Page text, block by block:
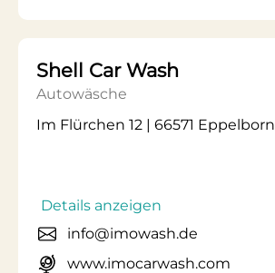
Shell Car Wash
Autowäsche
Im Flürchen 12 | 66571 Eppelborn
Details anzeigen
info@imowash.de
www.imocarwash.com